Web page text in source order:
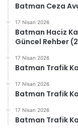
Batman Ceza
17 Nisan 2026
Batman Haciz
Güncel Rehber
17 Nisan 2026
Batman Trafik
17 Nisan 2026
Batman Trafik
17 Nisan 2026
Batman Trafik